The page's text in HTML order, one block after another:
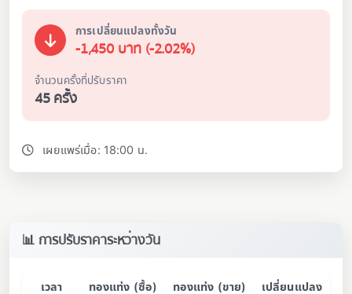
การเปลี่ยนแปลงทั้งวัน
-1,450 บาท (-2.02%)
จำนวนครั้งที่ปรับราคา
45 ครั้ง
เผยแพร่เมื่อ: 18:00 น.
📊 การปรับราคาระหว่างวัน
เวลา ทองแท่ง (ซื้อ) ทองแท่ง (ขาย) เปลี่ยนแปลง